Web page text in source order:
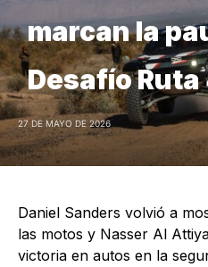
marcan la
Desafío Ruta
27 DE MAYO DE 2026
Daniel Sanders volvió a
las motos y Nasser Al
victoria en autos en la